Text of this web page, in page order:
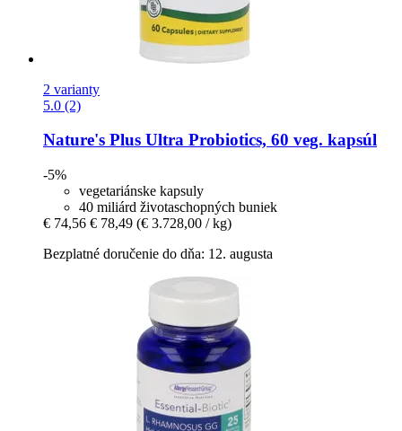
2 varianty
5.0 (2)
Nature's Plus Ultra Probiotics, 60 veg. kapsúl
-5%
vegetariánske kapsuly
40 miliárd životaschopných buniek
€ 74,56 € 78,49 (€ 3.728,00 / kg)
Bezplatné doručenie do dňa: 12. augusta